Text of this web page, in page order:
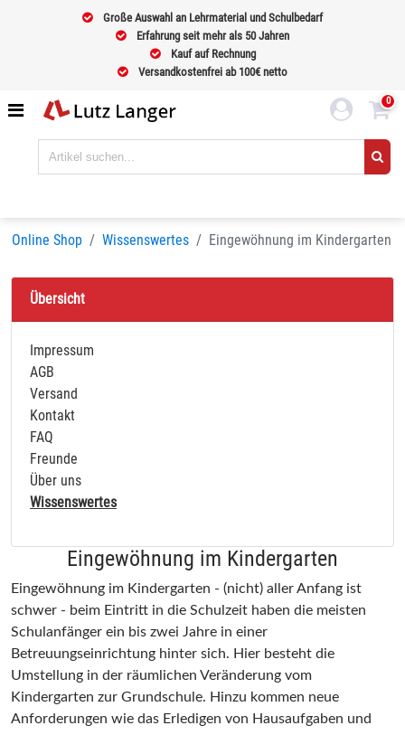
Große Auswahl an Lehrmaterial und Schulbedarf
Erfahrung seit mehr als 50 Jahren
Kauf auf Rechnung
Versandkostenfrei ab 100€ netto
0
Online Shop Wissenswertes Eingewöhnung im Kindergarten
Übersicht
Impressum
AGB
Versand
Kontakt
FAQ
Freunde
Über uns
Wissenswertes
Eingewöhnung im Kindergarten
Eingewöhnung im Kindergarten - (nicht) aller Anfang ist
schwer - beim Eintritt in die Schulzeit haben die meisten
Schulanfänger ein bis zwei Jahre in einer
Betreuungseinrichtung hinter sich. Hier besteht die
Umstellung in der räumlichen Veränderung vom
Kindergarten zur Grundschule. Hinzu kommen neue
Anforderungen wie das Erledigen von Hausaufgaben und